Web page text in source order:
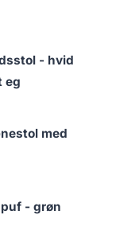
- hvid
eg
med
puf - grøn